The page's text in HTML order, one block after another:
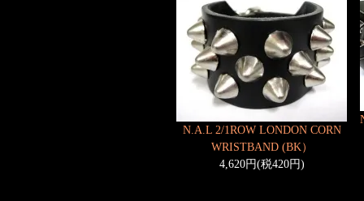
N.A.L 2/1ROW LONDON CORN
WRISTBAND (BK）
4,620円(税420円)